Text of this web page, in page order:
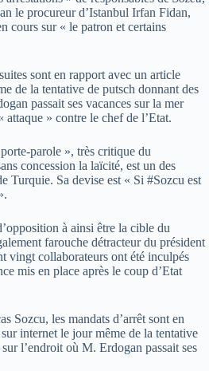
le procureur d’Istanbul Irfan Fidan,
cours sur « le patron et certains
sont en rapport avec un article
de la tentative de putsch donnant des
passait ses vacances sur la mer
» contre le chef de l’Etat.
parole », très critique du
concession la laïcité, est un des
Turquie. Sa devise est « Si #Sozcu est
à ainsi être la cible du
farouche détracteur du président
vingt collaborateurs ont été inculpés
mis en place après le coup d’Etat
Sozcu, les mandats d’arrêt sont en
internet le jour même de la tentative
l’endroit où M. Erdogan passait ses